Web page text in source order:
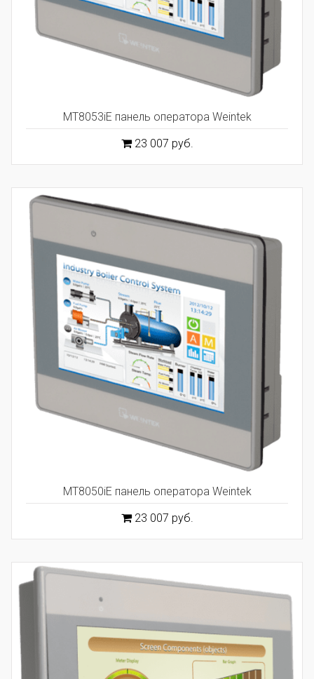
MT8053iE панель оператора Weintek
23 007 руб.
MT8050iE панель оператора Weintek
23 007 руб.